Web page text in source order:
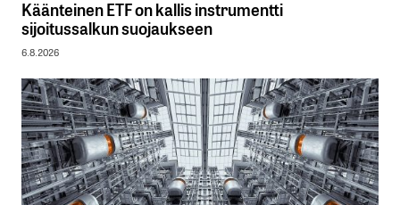
Käänteinen ETF on kallis instrumentti
sijoitussalkun suojaukseen
6.8.2026